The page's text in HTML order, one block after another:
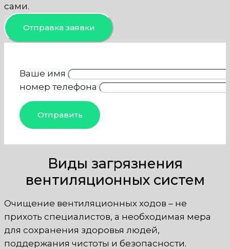
сами.
Отправка заявки
Ваше имя
номер телефона
Виды загрязнения
вентиляционных систем
Очищение вентиляционных ходов – не
прихоть специалистов, а необходимая мера
для сохранения здоровья людей,
поддержания чистоты и безопасности.